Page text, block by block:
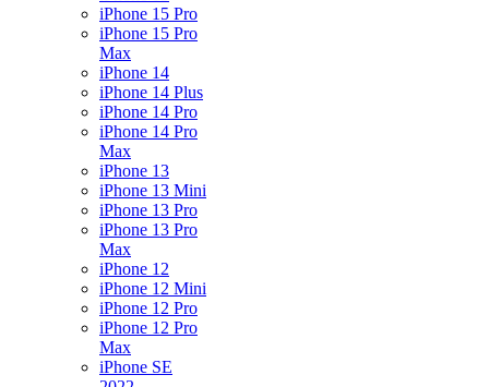
iPhone 15 Pro
iPhone 15 Pro
Max
iPhone 14
iPhone 14 Plus
iPhone 14 Pro
iPhone 14 Pro
Max
iPhone 13
iPhone 13 Mini
iPhone 13 Pro
iPhone 13 Pro
Max
iPhone 12
iPhone 12 Mini
iPhone 12 Pro
iPhone 12 Pro
Max
iPhone SE